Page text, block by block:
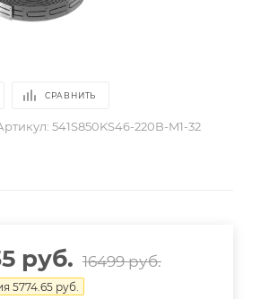
СРАВНИТЬ
541S850KS46-220B-M1-32
руб. 16499руб.
5774.65 руб.